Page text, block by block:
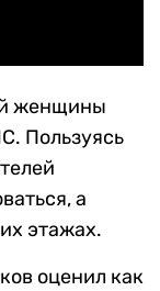
женщины
Пользуясь
а
этажах.
оценил как